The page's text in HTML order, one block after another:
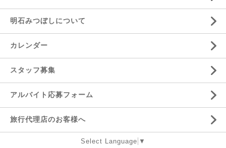
明石みつぼしについて
カレンダー
スタッフ募集
アルバイト応募フォーム
旅行代理店のお客様へ
Select Language ▼